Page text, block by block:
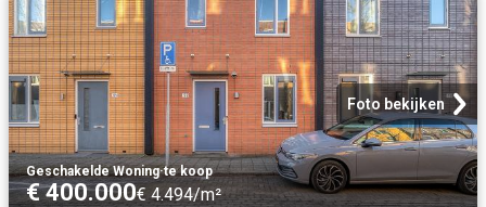
Foto bekijken
Geschakelde Woning·te koop
€ 400.000€ 4.494/m²